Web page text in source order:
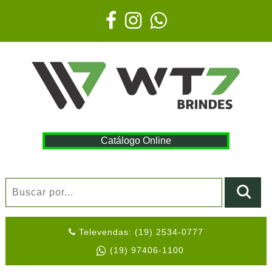
Catálogo Online
Televendas: (19) 2534-0777
(19) 97406-1100